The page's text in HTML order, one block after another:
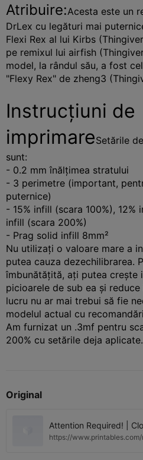
Atribuire:Acesta este un
DrLex cu legături mai
Flexi Rex al lui Kirbs
pe remixul lui airfish
model, la rândul său, a fost
"Flexy Rex" de zheng3
Instrucțiuni de
imprimareSetările
sunt:
- 0.2 mm înălțimea stratului
- 3 perimetre (important,
puternice)
- 15% infill (scara 100%), 12%
infill (scara 200%)
- Prag solid infill 8mm²
Nu utilizați o valoare mare a
putea cauza dezechilibrarea.
îmbunătățită, ați putea crește
picioarele de sub ea și
lucru nu ar mai trebui să fie
modelul actual cu
Am furnizat un .3mf pentru
200% cu setările deja aplicate.
Original
Attention Required! |
https://